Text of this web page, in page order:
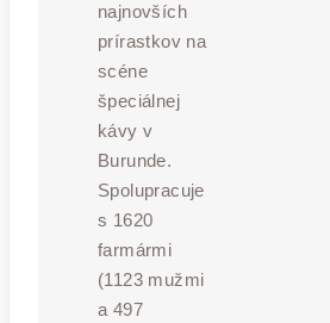
najnovších
prírastkov na
scéne
špeciálnej
kávy v
Burunde.
Spolupracuje
s 1620
farmármi
(1123 mužmi
a 497